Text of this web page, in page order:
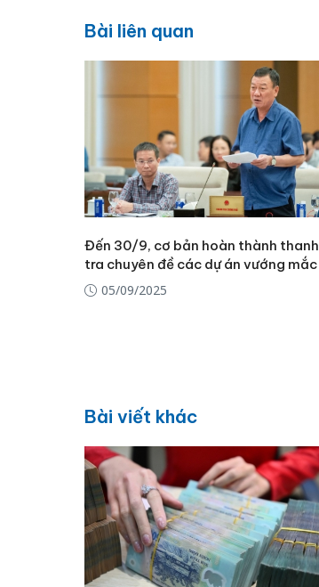
Bài liên quan
Đến 30/9, cơ bản hoàn thành thanh
tra chuyên đề các dự án vướng mắc
05/09/2025
Bài viết khác